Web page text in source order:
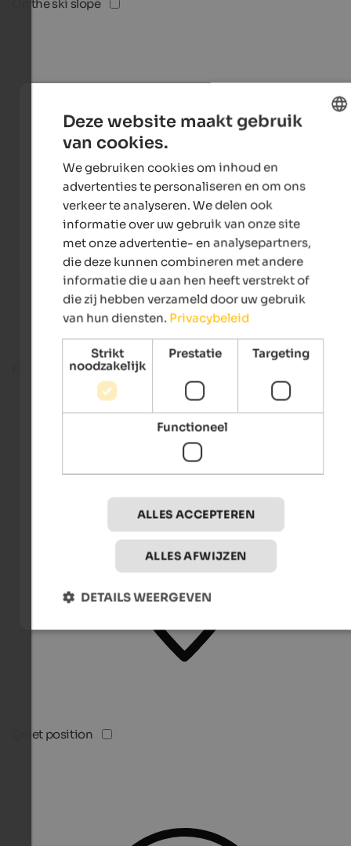
On the ski slope
Fitness room
Quiet position
Deze website maakt gebruik
van cookies.
We gebruiken cookies om inhoud en
advertenties te personaliseren en om ons
verkeer te analyseren. We delen ook
informatie over uw gebruik van onze site
met onze advertentie- en analysepartners,
die deze kunnen combineren met andere
informatie die u aan hen heeft verstrekt of
die zij hebben verzameld door uw gebruik
van hun diensten. Privacybeleid
Strikt
noodzakelijk
Prestatie Targeting
Functioneel
ALLES ACCEPTEREN
ALLES AFWIJZEN
DETAILS WEERGEVEN